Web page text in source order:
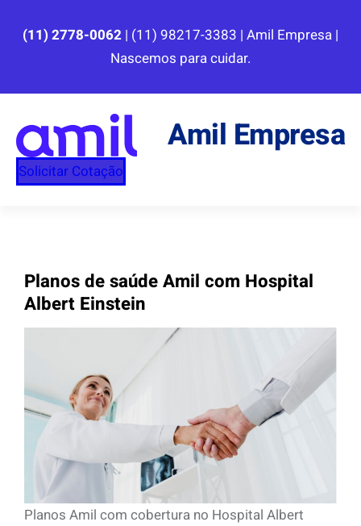
para(11) 2778-0062 | (11) 98217-3383 | Amil Empresa |
Nascemos para cuidar.
Amil Empresa
Solicitar Cotação
Planos de saúde Amil com Hospital
Albert Einstein
Planos Amil com cobertura no Hospital Albert